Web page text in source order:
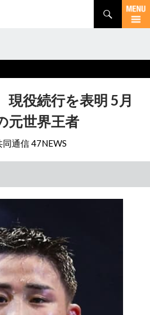
現役続行を表明 5月
元世界王者
同通信 47NEWS